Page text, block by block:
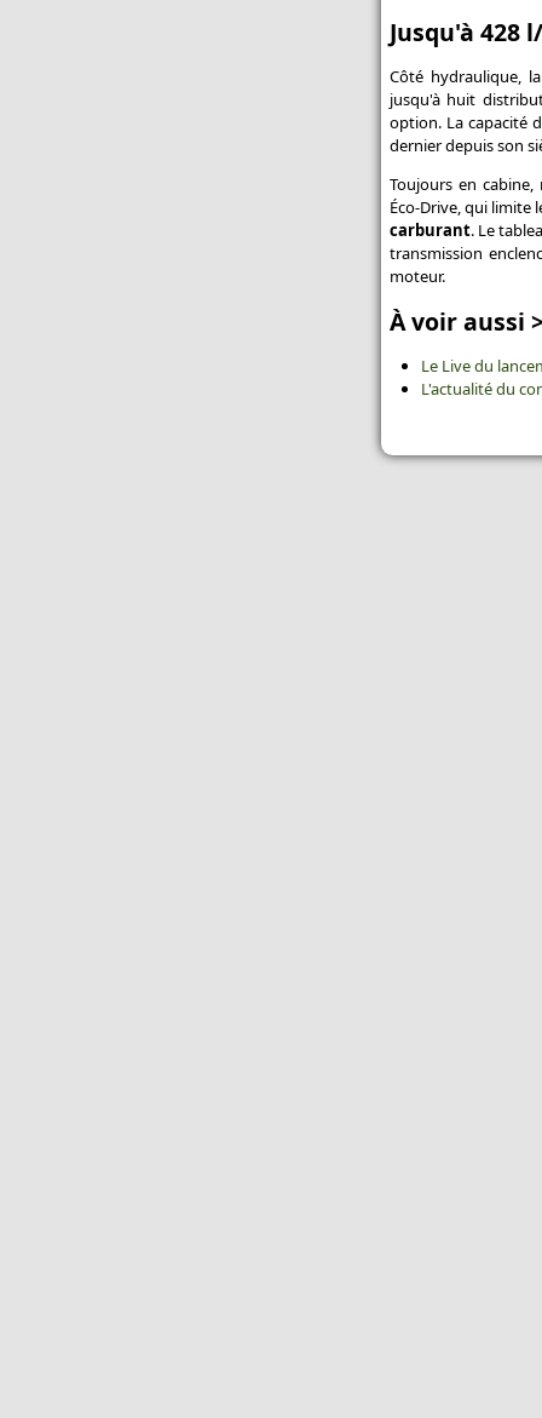
Jusqu'à
Côté hydraulique,
jusqu'à huit
option. La capacité
dernier depuis son
Toujours en
Éco-Drive, qui limite
carburant. Le
transmission
moteur.
À voir aussi
Le Live du
L'actualité du